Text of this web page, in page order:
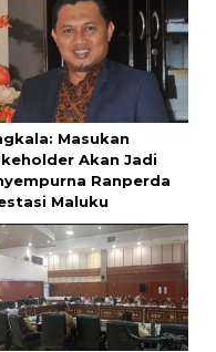
Masukan
Akan Jadi
Ranperda
Maluku